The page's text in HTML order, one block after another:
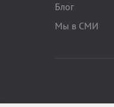
Блог
Мы в СМИ